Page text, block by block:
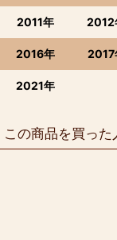
2011年 2012
2016年 2017
2021年
この商品を買っ